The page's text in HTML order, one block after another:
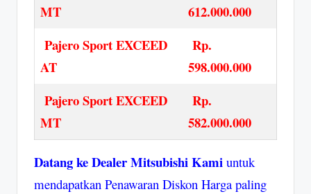
MT
612.000.000
Pajero Sport EXCEED
AT
Rp.
598.000.000
Pajero Sport EXCEED
MT
Rp.
582.000.000
Datang ke Dealer Mitsubishi Kami untuk
mendapatkan Penawaran Diskon Harga paling